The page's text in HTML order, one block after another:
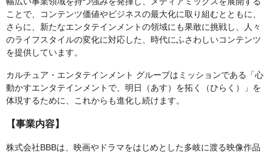
ことで、コンテンツ価値やビジネスの最大化に取り組むとともに、
さらに、新たなエンタテインメントの領域にも果敢に挑戦し、人々
のライフスタイルの変化に対応した、時代にふさわしいコンテンツ
を提供しています。
カルチュア・エンタテインメント グループはミッションである「心
動かすエンタテインメントで、明日（あす）を拓く（ひらく）」を
体現するために、これからも進化し続けます。
【事業内容】
株式会社BBBは、映画やドラマをはじめとした多岐に渡る映像作品